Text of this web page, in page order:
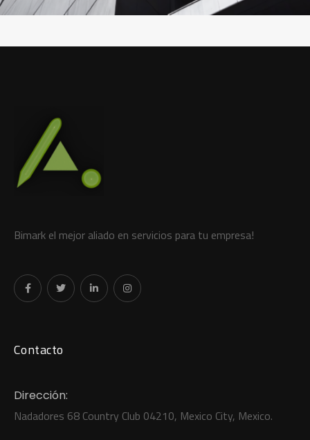
Bimark el mejor aliado en servicios para tu empresa!
Contacto
Dirección:
Nadadores 68 Country Club 04210, Mexico City, Mexico.